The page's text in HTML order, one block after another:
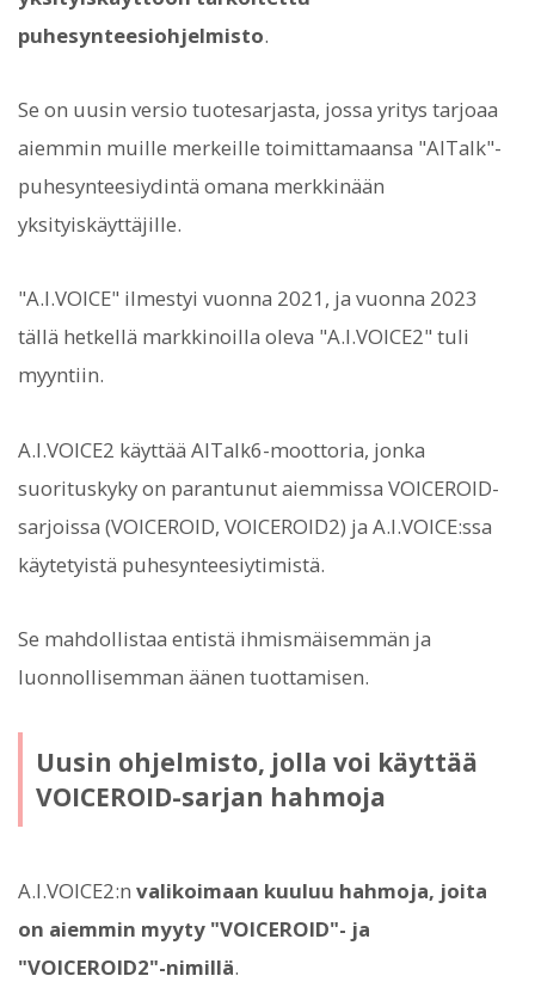
puhesynteesiohjelmisto.
Se on uusin versio tuotesarjasta, jossa yritys tarjoaa
aiemmin muille merkeille toimittamaansa "AITalk"-
puhesynteesiydintä omana merkkinään
yksityiskäyttäjille.
"A.I.VOICE" ilmestyi vuonna 2021, ja vuonna 2023
tällä hetkellä markkinoilla oleva "A.I.VOICE2" tuli
myyntiin.
A.I.VOICE2 käyttää AITalk6-moottoria, jonka
suorituskyky on parantunut aiemmissa VOICEROID-
sarjoissa (VOICEROID, VOICEROID2) ja A.I.VOICE:ssa
käytetyistä puhesynteesiytimistä.
Se mahdollistaa entistä ihmismäisemmän ja
luonnollisemman äänen tuottamisen.
Uusin ohjelmisto, jolla voi käyttää
VOICEROID-sarjan hahmoja
A.I.VOICE2:n valikoimaan kuuluu hahmoja, joita
on aiemmin myyty "VOICEROID"- ja
"VOICEROID2"-nimillä.